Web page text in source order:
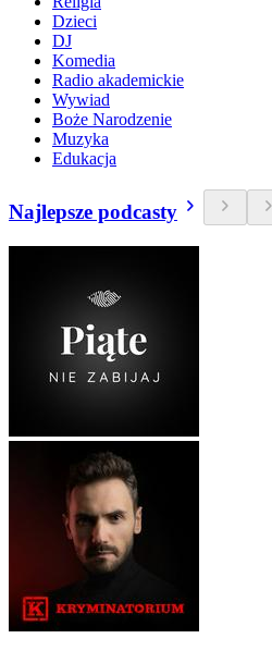
Dzieci
DJ
Komedia
Radio akademickie
Wywiad
Boże Narodzenie
Muzyka
Edukacja
Najlepsze podcasty